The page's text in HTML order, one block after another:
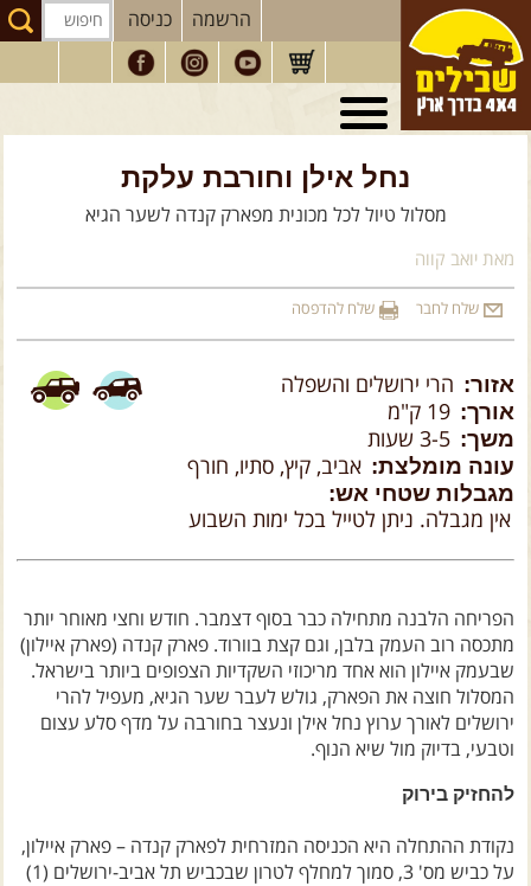
הרשמה כניסה
טיולי 4X4 בארץ
בעולם
טיוליםלרכב פנאי
הדרכות
המדריכיםשלנו
הירשמו לניוזלטר שבילים
הבלוג של יואב קווה
פודקאסט ג'יפאות
צרו קשר עם שבילים
נחל אילן וחורבת עלקת
מסלול טיול לכל מכונית מפארק קנדה לשער הגיא
מאת יואב קווה
שלח לחבר שלח להדפסה
אזור: הרי ירושלים והשפלה
אורך: 19 ק"מ
משך: 3-5 שעות
עונה מומלצת: אביב, קיץ, סתיו, חורף
מגבלות שטחי אש:
אין מגבלה. ניתן לטייל בכל ימות השבוע
הפריחה הלבנה מתחילה כבר בסוף דצמבר. חודש וחצי מאוחר יותר
מתכסה רוב העמק בלבן, וגם קצת בוורוד. פארק קנדה (פארק איילון)
שבעמק איילון הוא אחד מריכוזי השקדיות הצפופים ביותר בישראל.
המסלול חוצה את הפארק, גולש לעבר שער הגיא, מעפיל להרי
ירושלים לאורך ערוץ נחל אילן ונעצר בחורבה על מדף סלע עצום
וטבעי, בדיוק מול שיא הנוף.
להחזיק בירוק
נקודת ההתחלה היא הכניסה המזרחית לפארק קנדה – פארק איילון,
על כביש מס' 3, סמוך למחלף לטרון שבכביש תל אביב-ירושלים (1)